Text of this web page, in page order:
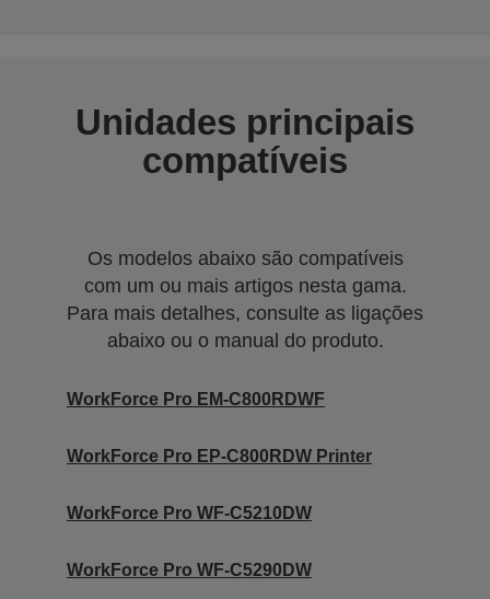
Unidades principais
compatíveis
Os modelos abaixo são compatíveis
com um ou mais artigos nesta gama.
Para mais detalhes, consulte as ligações
abaixo ou o manual do produto.
WorkForce Pro EM-C800RDWF
WorkForce Pro EP-C800RDW Printer
WorkForce Pro WF-C5210DW
WorkForce Pro WF-C5290DW